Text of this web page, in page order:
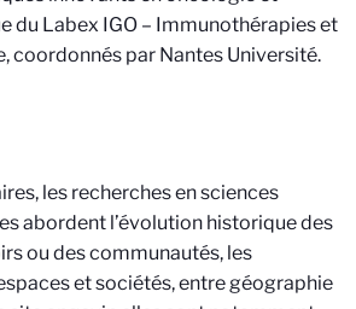
du Labex IGO – Immunothérapies et
coordonnés par Nantes Université.
les recherches en sciences
abordent l’évolution historique des
ou des communautés, les
et sociétés, entre géographie